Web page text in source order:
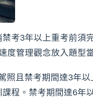
考3年以上重考前須
度管理觀念放入題型
照且禁考期間達3年以
程。禁考期間達6年